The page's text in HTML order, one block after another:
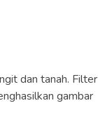
dan tanah. Filter
gambar